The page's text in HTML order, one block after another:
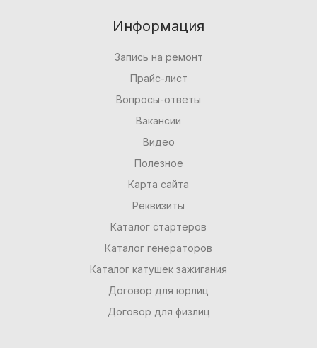
Информация
Запись на ремонт
Прайс-лист
Вопросы-ответы
Вакансии
Видео
Полезное
Карта сайта
Реквизиты
Каталог стартеров
Каталог генераторов
Каталог катушек зажигания
Договор для юрлиц
Договор для физлиц